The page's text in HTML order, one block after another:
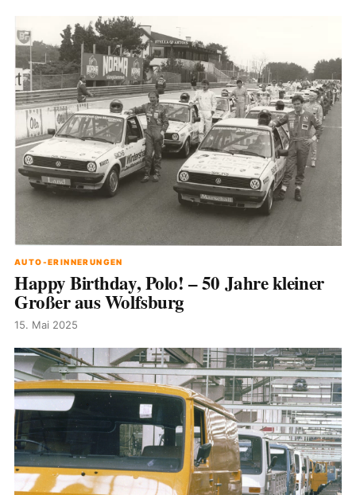
AUTO-ERINNERUNGEN
Happy Birthday, Polo! – 50 Jahre kleiner
Großer aus Wolfsburg
15. Mai 2025